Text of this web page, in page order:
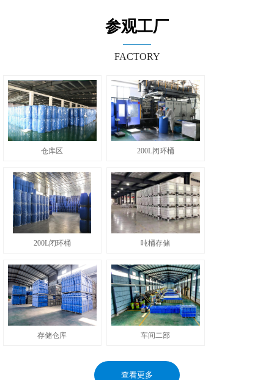
参观工厂
FACTORY
仓库区 200L闭环桶
200L闭环桶 吨桶存储
存储仓库 车间二部
查看更多